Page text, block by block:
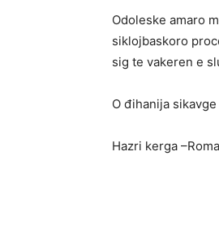
Odoleske amaro
siklojbaskoro
sig te vakeren e
O đihanija
Hazri kerga